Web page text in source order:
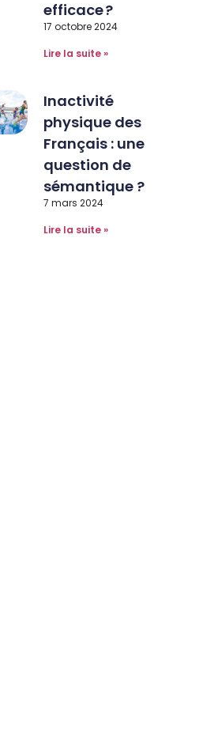
efficace ?
17 octobre 2024
Lire la suite »
Inactivité
physique des
Français : une
question de
sémantique ?
7 mars 2024
Lire la suite »